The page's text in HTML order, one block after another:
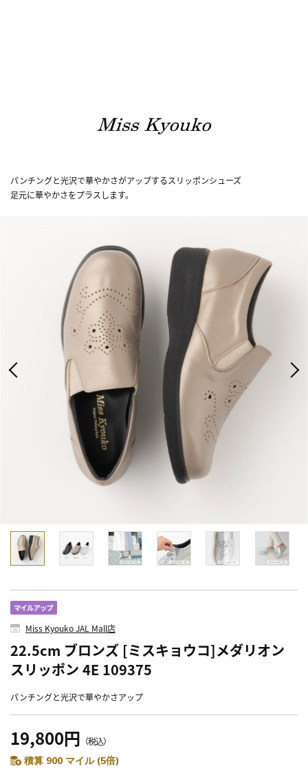
パンチングと光沢で華やかさがアップするスリッポンシューズ
足元に華やかさをプラスします。
Miss Kyouko JAL Mall店
22.5cm ブロンズ [ミスキョウコ]メダリオン
スリッポン 4E 109375
パンチングと光沢で華やかさアップ
19,800円 （税込）
積算 900 マイル (5倍)